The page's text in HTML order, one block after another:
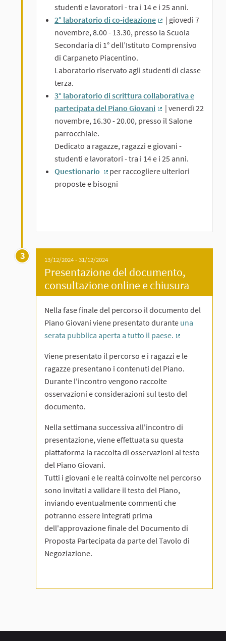
studenti e lavoratori - tra i 14 e i 25 anni.
2° laboratorio di co-ideazione
(Collegamento
| giovedì 7
novembre, 8.00 - 13.30, presso la Scuola
Secondaria di 1° dell’Istituto Comprensivo
di Carpaneto Piacentino.
Laboratorio riservato agli studenti di classe
terza.
3° laboratorio di scrittura collaborativa e
partecipata del Piano Giovani
(Collegamento
| venerdì 22
novembre, 16.30 - 20.00, presso il Salone
parrocchiale.
Dedicato a ragazze, ragazzi e giovani -
studenti e lavoratori - tra i 14 e i 25 anni.
Questionario
(Collegamento esterno)
per raccogliere ulteriori
proposte e bisogni
3 13/12/2024 - 31/12/2024
Presentazione del documento,
consultazione online e chiusura
Nella fase finale del percorso il documento del
Piano Giovani viene presentato durante una
serata pubblica aperta a tutto il paese.
Viene presentato il percorso e i ragazzi e le
ragazze presentano i contenuti del Piano.
Durante l'incontro vengono raccolte
osservazioni e considerazioni sul testo del
documento.
Nella settimana successiva all'incontro di
presentazione, viene effettuata su questa
piattaforma la raccolta di osservazioni al testo
del Piano Giovani.
Tutti i giovani e le realtà coinvolte nel percorso
sono invitati a validare il testo del Piano,
inviando eventualmente commenti che
potranno essere integrati prima
dell'approvazione finale del Documento di
Proposta Partecipata da parte del Tavolo di
Negoziazione.